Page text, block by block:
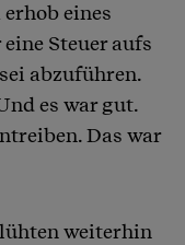
eines
Steuer aufs
abzuführen.
es war gut.
Das war
weiterhin